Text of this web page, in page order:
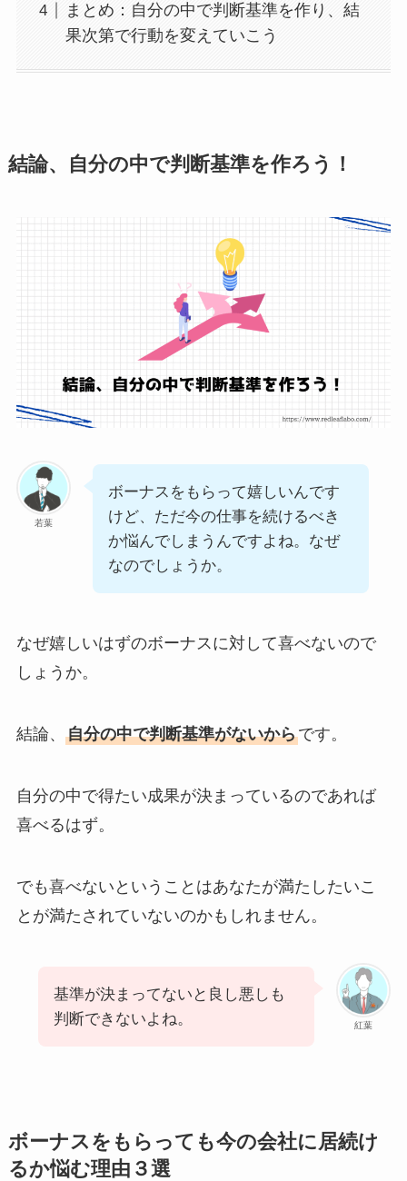
まとめ：自分の中で判断基準を作り、結
果次第で行動を変えていこう
結論、自分の中で判断基準を作ろう！
若葉
ボーナスをもらって嬉しいんです
けど、ただ今の仕事を続けるべき
か悩んでしまうんですよね。なぜ
なのでしょうか。
なぜ嬉しいはずのボーナスに対して喜べないので
しょうか。
結論、 自分の中で判断基準がないからです。
自分の中で得たい成果が決まっているのであれば
喜べるはず。
でも喜べないということはあなたが満たしたいこ
とが満たされていないのかもしれません。
紅葉
基準が決まってないと良し悪しも
判断できないよね。
ボーナスをもらっても今の会社に居続け
るか悩む理由３選